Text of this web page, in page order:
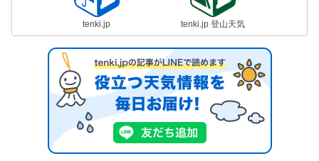
tenki.jp tenki.jp 登山天気